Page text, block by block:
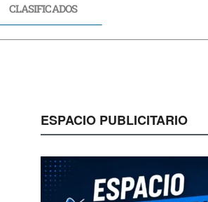
CLASIFICADOS
ESPACIO PUBLICITARIO